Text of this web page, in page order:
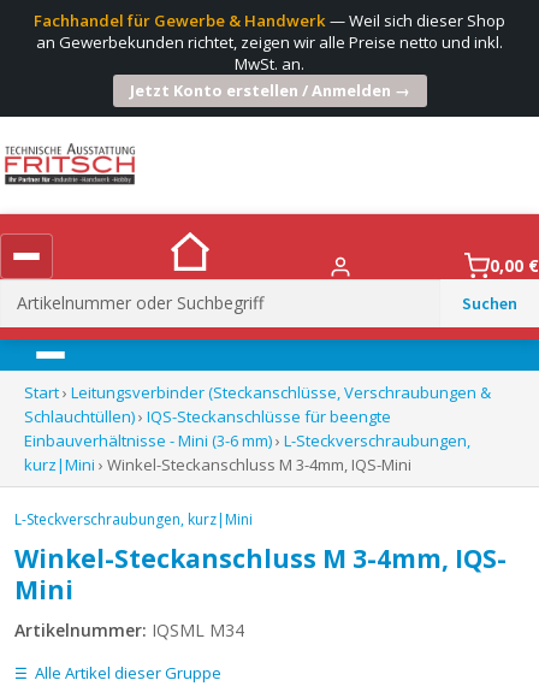
Fachhandel für Gewerbe & Handwerk— Weil sich dieser Shop
an Gewerbekunden richtet, zeigen wir alle Preise netto und inkl.
MwSt. an.
Jetzt Konto erstellen / Anmelden →
Suchen
nach:
0,00 €
Menü
Start› Leitungsverbinder (Steckanschlüsse, Verschraubungen &
Schlauchtüllen)› IQS-Steckanschlüsse für beengte
Einbauverhältnisse - Mini (3-6 mm)› L-Steckverschraubungen,
kurz|Mini › Winkel-Steckanschluss M 3-4mm, IQS-Mini
L-Steckverschraubungen, kurz|Mini
Winkel-Steckanschluss M 3-4mm, IQS-
Mini
Artikelnummer: IQSML M34
Alle Artikel dieser Gruppe